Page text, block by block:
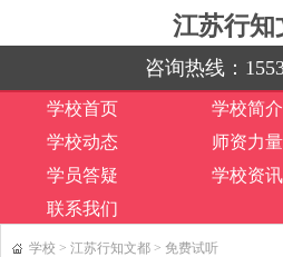
江苏行知
咨询热线：
学校首页 学校简介
学校动态
师资力量
学员答疑
学校资讯
联系我们
学校 > 江苏行知文都 > 免费试听